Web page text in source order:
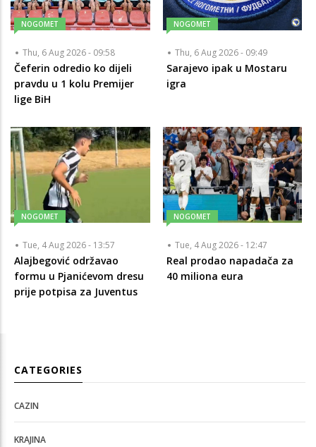
NOGOMET
Thu, 6 Aug 2026 - 09:58
Čeferin odredio ko dijeli
pravdu u 1 kolu Premijer
lige BiH
NOGOMET
Thu, 6 Aug 2026 - 09:49
Sarajevo ipak u Mostaru
igra
NOGOMET
Tue, 4 Aug 2026 - 13:57
Alajbegović održavao
formu u Pjanićevom dresu
prije potpisa za Juventus
NOGOMET
Tue, 4 Aug 2026 - 12:47
Real prodao napadača za
40 miliona eura
CATEGORIES
CAZIN
KRAJINA